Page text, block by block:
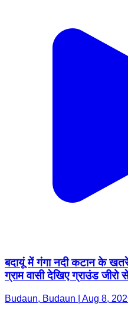
बदायूं में गंगा नदी कटान के
ग्राम वासी देखिए ग्राउंड जीरो से
Budaun, Budaun | Aug 8,